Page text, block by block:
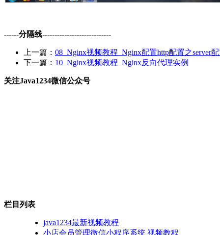
------分隔线----------------------------
上一篇： 08_Nginx视频教程_Nginx配置http配置之server
下一篇： 10_Nginx视频教程_Nginx反向代理实例
关注Java1234微信公众号
栏目列表
java1234最新视频教程
小店会员管理微信小程序系统 视频教程